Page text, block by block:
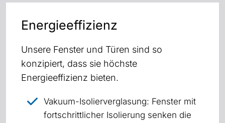
Energieeffizienz
Unsere Fenster und Türen sind so
konzipiert, dass sie höchste
Energieeffizienz bieten.
Vakuum-Isolierverglasung: Fenster mit
fortschrittlicher Isolierung senken die